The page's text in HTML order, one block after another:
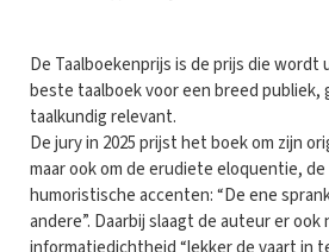
De Taalboekenprijs is de prijs die
beste taalboek voor een breed publiek,
taalkundig relevant.
De jury in 2025 prijst het boek om zijn
maar ook om de erudiete eloquentie,
humoristische accenten: “De ene
andere”. Daarbij slaagt de auteur er ook